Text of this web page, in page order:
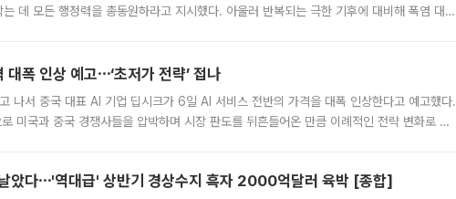
데 모든 행정력을 총동원하라고 지시했다. 아울러 반복되는 극한 기후에 대비해 폭염 대응
대폭 인상 예고⋯‘초저가 전략’ 접나
나서 중국 대표 AI 기업 딥시크가 6일 AI 서비스 전반의 가격을 대폭 인상한다고 예고했다.
로 미국과 중국 경쟁사들을 압박하며 시장 판도를 뒤흔들어온 만큼 이례적인 전략 변화로 평
았다⋯'역대급' 상반기 경상수지 흑자 2000억달러 육박 [종합]